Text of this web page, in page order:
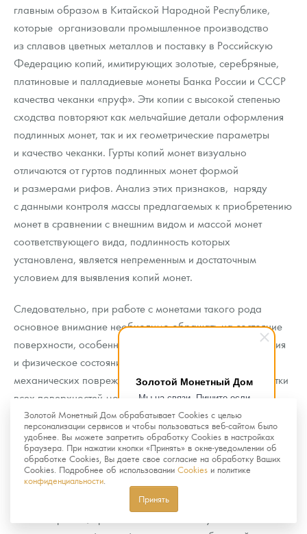
Золотой Монетный Дом
Мы на связи. Пишите если
возникнут любые вопросы.
Рады помочь.
главным образом в Китайской Народной Республике,
которые организовали промышленное производство
из сплавов цветных металлов и поставку в Российскую
Федерацию копий, имитирующих золотые, серебряные,
платиновые и палладиевые монеты Банка России и СССР
качества чеканки «пруф». Эти копии с высокой степенью
сходства повторяют как мельчайшие детали оформления
подлинных монет, так и их геометрические параметры
и качество чеканки. Гурты копий монет визуально
отличаются от гуртов подлинных монет формой
и размерами рифов. Анализ этих признаков, наряду
с данными контроля массы предлагаемых к приобретению
монет в сравнении с внешним видом и массой монет
соответствующего вида, подлинность которых
установлена, является непременным и достаточным
условием для выявления копий монет.
Следовательно, при работе с монетами такого рода
основное внимание необходимо обращать на состояние
поверхности, особенности художественного оформления
и физическое состояние, то есть наличие возможных
механических повреждений. Высокое качество обработки
всех поверхностей монеты «пруф» позволяет легко
обнаружить любые, в том числе мельчайшие, следы
инструментального воздействия на монету. (Даже
прикосновение кончика пальца к зеркальному полю такой
монеты оставляет на ней трудно удаляемый жировой
след.)
Золотой Монетный Дом обрабатывает Cookies с целью
персонализации сервисов и чтобы пользоваться веб-сайтом было
удобнее. Вы можете запретить обработку Cookies в настройках
браузера. При нажатии кнопки «Принять» в окне-уведомлении об
обработке Cookies, Вы даете свое согласие на обработку Ваших
Cookies. Подробнее об использовании Cookies и политике
конфиденциальности
Принять